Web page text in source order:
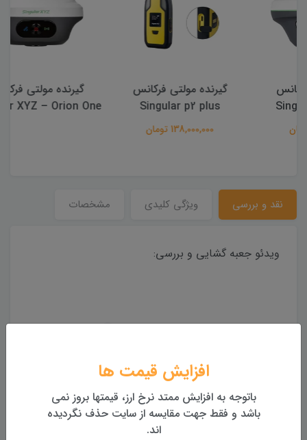
گیرنده مولتی فرکانس
Singular p2 plus
گیرنده مولتی فرکانس
Singular XYZ – Orion One
نقد و بررسی ویژگی کلیدی مشخصات
ویدئو جعبه گشایی و بررسی:
افزایش قیمت ها
باتوجه به افزایش ممتد نرخ ارز، قیمتها بروز نمی
باشد و فقط جهت مقایسه از سایت حذف نگردیده
اند.